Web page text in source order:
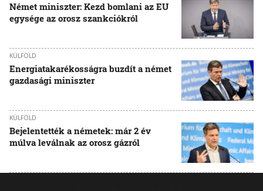
Német miniszter: Kezd bomlani az EU
egysége az orosz szankciókról
KÜLFÖLD
Energiatakarékosságra buzdít a német
gazdasági miniszter
KÜLFÖLD
Bejelentették a németek: már 2 év
múlva leválnak az orosz gázról